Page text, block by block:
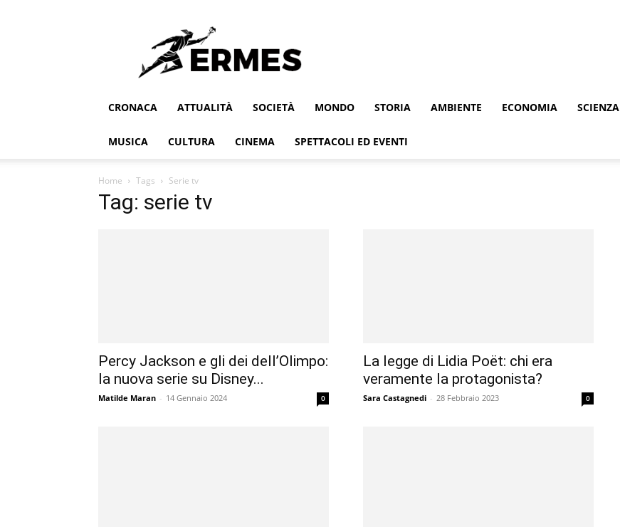
CRONACA ATTUALITÀ SOCIETÀ MONDO STORIA AMBIENTE ECONOMIA SCIENZA
MUSICA CULTURA CINEMA SPETTACOLI ED EVENTI
Home Tags Serie tv
Tag: serie tv
Percy Jackson e gli dei dell’Olimpo:
la nuova serie su Disney...
Matilde Maran - 14 Gennaio 2024 0
La legge di Lidia Poët: chi era
veramente la protagonista?
Sara Castagnedi - 28 Febbraio 2023 0